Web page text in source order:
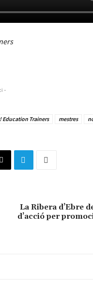
-
Education Trainers mestres
La Ribera d’Ebre
d’acció per